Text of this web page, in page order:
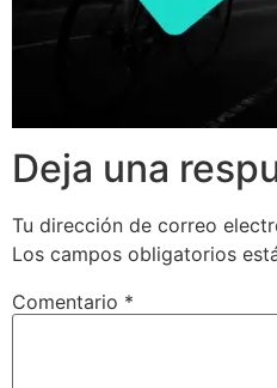
Deja una
Tu dirección de correo
Los campos obligatorios
Comentario *